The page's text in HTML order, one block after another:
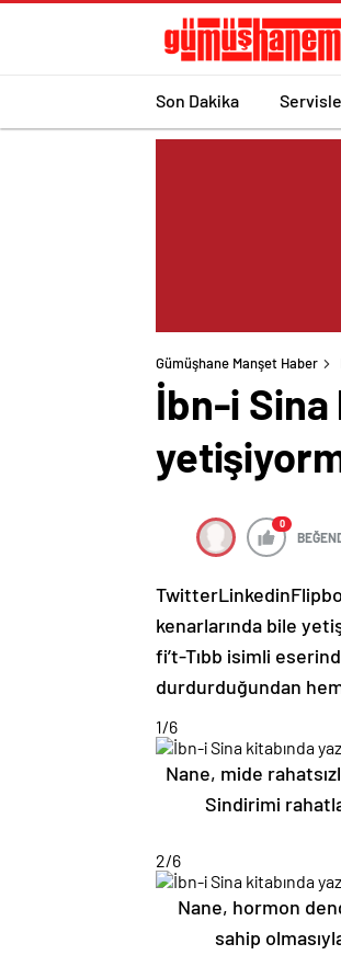
Son Dakika
Gümüşhane Manşet Haber
İbn-i Sina
0
TwitterLinkedin
kenarlarında bile
fi’t-Tıbb isimli
durdurduğundan
1/6
Nane, mide
Sindirimi
2/6
Nane, hormon
sahip